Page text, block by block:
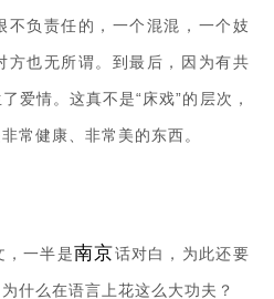
不负责任的，一个混混，一个妓
方也无所谓。到最后，因为有共
爱情。这真不是“床戏”的层次，
常健康、非常美的东西。
，一半是南京话对白，为此还要
什么在语言上花这么大功夫？